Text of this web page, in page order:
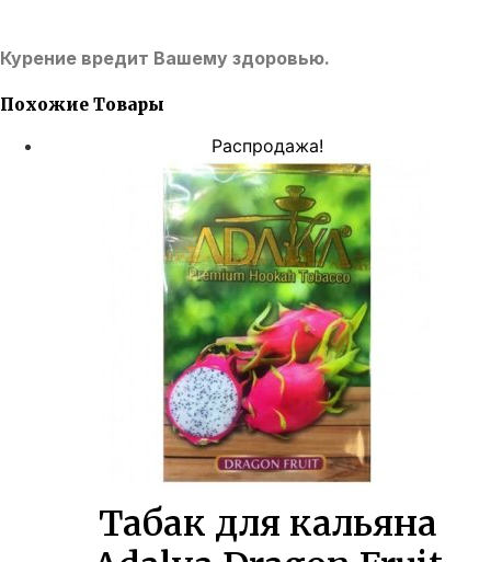
Курение вредит Вашему здоровью.
Похожие Товары
Распродажа!
Табак для кальяна